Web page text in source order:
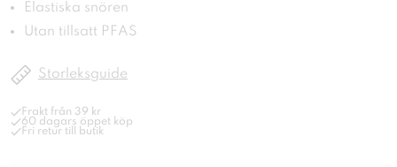
Elastiska snören
Utan tillsatt PFAS
Storleksguide
Frakt från 39 kr
60 dagars öppet köp
Fri retur till butik